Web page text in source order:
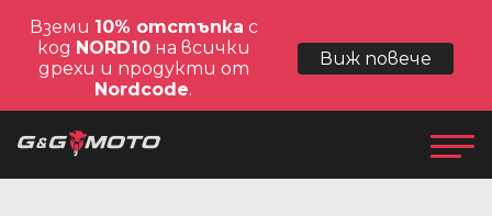
Вземи 10% отстъпка с
код NORD10на всички
дрехи и продукти от
Nordcode.
Виж повече